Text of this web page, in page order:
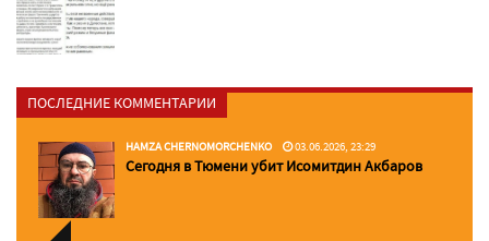
ПОСЛЕДНИЕ КОММЕНТАРИИ
HAMZA CHERNOMORCHENKO 03.06.2026, 23:29
Сегодня в Тюмени убит Исомитдин Акбаров